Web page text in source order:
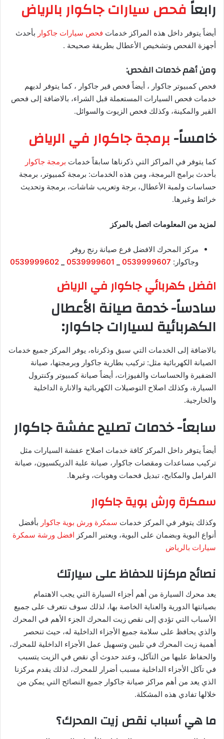
رابعاً فحص سيارات جاكوار بالرياض
أيضاً يتوفر داخل هذه المراكز خدمات فحص سيارات جاكوار بأحدث
أجهزة الفحص وتشخيص الأعطال بطريقة صحيحة .
ومن أهم خدمات الفحص:
فحص كمبيوتر جاكوار ، أيضاً فحص قير جاكوار ، كما يتوفر لديهم
خدمات فحص السيارات المستعملة قبل الشراء، بالاضافة إلى فحص
القير والمكينة، وكذلك فحص الزيوت والسوائل.
خامساً-برمجة جاكوار في الرياض
كما يتوفر في المراكز التي ذكرناها سابقاً خدمات برمجة جاكوار
بأحدث برامج البرمجة، ومن هذه الخدمات: برمجة كمبيوتر، برمجة
حساسات ولمبة الأعطال، برجة وتعريب شاشات، برمجة وتحديث
خرائط وغيرها.
لمزيد من المعلومات اتصل بالمركز
مركز المحرك الافضل فرع صيانة رنج روفر
وجاكوار: 0539999607
0539999601
0539999602
افضل كهربائي جاكوار في الرياض
سادساً- خدمة صيانة الأعطال
الكهربائية لسيارات جاكوار:
بالاضافة إلى الخدمات التي سبق وذكرناه، يوفر المركز جميع خدمات
الصيانة الكهربائية مثل: تركيب بطارية جاكوار وبرمجتها، صيانة
الضفيرة والحساسات والفيوزات، أيضاً صيانة كمبيوتر وكنترول
السيارة، وكذلك اصلاح التوصيلات الكهربائية والانارة الداخلية
والخارجية.
سابعاً- خدمات تصليح عفشة جاكوار
أيضاً يتوفر داخل المركز كافة خدمات اصلاح عفشة السيارات مثل
تركيب مساعدات ومقصات جاكوار، صيانة علبة الدريكسيون، صيانة
الفرامل والمكابح، تبديل فحمات وهوبات، وغيرها.
سمكرة ورش بوية جاكوار
وكذلك يتوفر في المركز خدمات سمكرة ورش بوية جاكوار بأفضل
أنواع البوية وبضمان على البوية، ويعتبر المركز افضل ورشة سمكرة
سيارات بالرياض
نصائح مركزنا للحفاظ على سيارتك
يعد محرك السيارة من أهم أجزاء السيارة التي يجب الاهتمام
بصيانتها الدورية والعناية الخاصة بها، لذلك سوف نتعرف على جميع
الأسباب التي تؤدي إلى نقص زيت المحرك الجزء الأهم في المحرك
والذي يحافظ على سلامة جميع الأجزاء الداخلية له، حيث تنحصر
أهمية زيت المحرك في تليين وتسهيل عمل الأجزاء الداخلية للمحرك،
والحفاظ عليها من التآكل، وعند حدوث أي نقص في الزيت يتسبب
في تآكل الأجزاء الداخلية مسبب أضرار للمحرك، لذلك يقدم مركزنا
الذي يعد من أهم مراكز صيانة جاكوار جميع النصائح التي يمكن من
خلالها تفادي هذه المشكلة.
ما هي أسباب نقص زيت المحرك؟